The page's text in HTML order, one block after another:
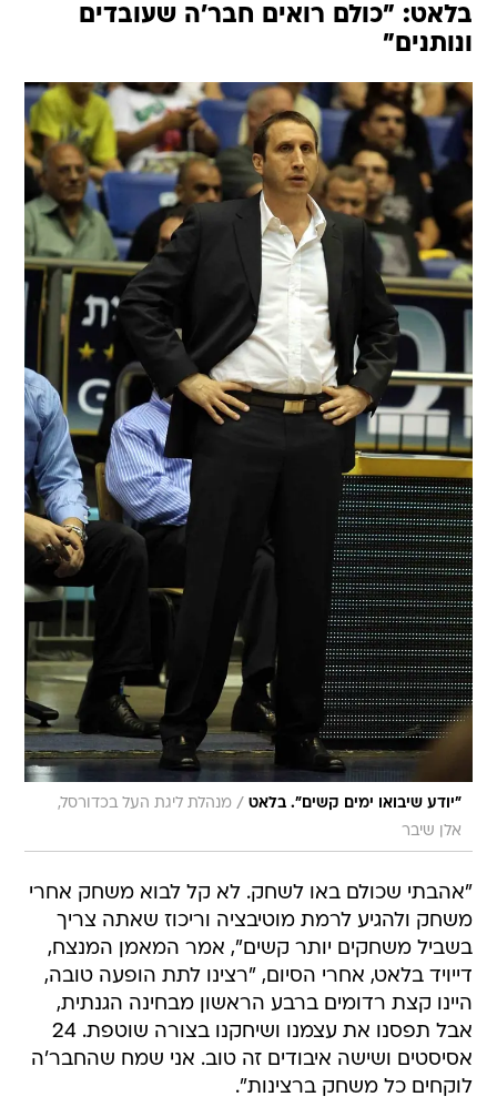
בלאט: "כולם רואים חבר'ה שעובדים
ונותנים"
"יודע שיבואו ימים קשים". בלאט / מנהלת ליגת העל בכדורסל,
אלן שיבר
"אהבתי שכולם באו לשחק. לא קל לבוא משחק אחרי
משחק ולהגיע לרמת מוטיבציה וריכוז שאתה צריך
בשביל משחקים יותר קשים", אמר המאמן המנצח,
דייויד בלאט, אחרי הסיום, "רצינו לתת הופעה טובה,
היינו קצת רדומים ברבע הראשון מבחינה הגנתית,
אבל תפסנו את עצמנו ושיחקנו בצורה שוטפת. 24
אסיסטים ושישה איבודים זה טוב. אני שמח שהחבר'ה
לוקחים כל משחק ברצינות".